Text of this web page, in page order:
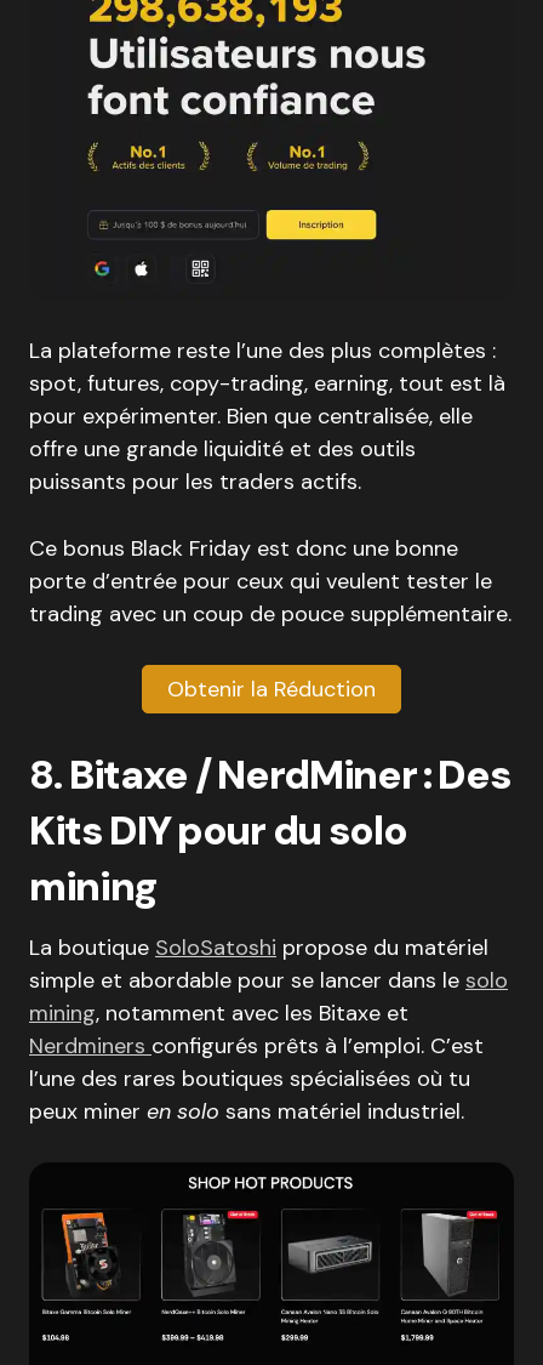
La plateforme reste l’une des plus complètes :
spot, futures, copy-trading, earning, tout est là
pour expérimenter. Bien que centralisée, elle
offre une grande liquidité et des outils
puissants pour les traders actifs.
Ce bonus Black Friday est donc une bonne
porte d’entrée pour ceux qui veulent tester le
trading avec un coup de pouce supplémentaire.
Obtenir la Réduction
8.Bitaxe / NerdMiner : Des
Kits DIY pour du solo
mining
La boutique SoloSatoshi propose du matériel
simple et abordable pour se lancer dans le solo
mining, notamment avec les Bitaxe et
Nerdminers configurés prêts à l’emploi. C’est
l’une des rares boutiques spécialisées où tu
peux miner en solo sans matériel industriel.